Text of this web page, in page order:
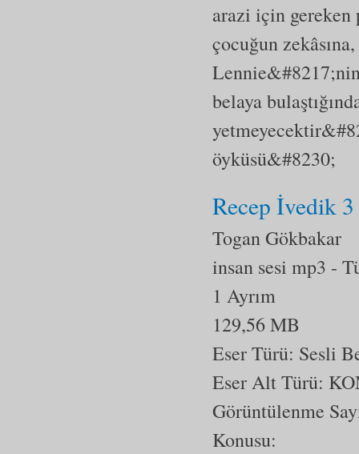
arazi için
çocuğun
belaya
öyküsü&#8230;
Recep İvedik 3
Togan Gökbakar
insan sesi mp3 -
1 Ayrım
129,56 MB
Eser Türü: Sesli
Eser Alt Türü:
Görüntülenme
Konusu: